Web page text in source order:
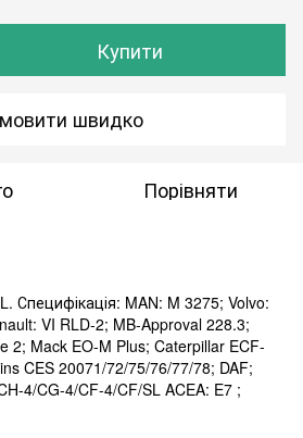
Купити
швидко
Порівняти
Специфікація: MAN: M 3275; Volvo:
VI RLD-2; MB-Approval 228.3;
2; Mack EO-M Plus; Caterpillar ECF-
CES 20071/72/75/76/77/78; DAF;
4/CG-4/CF-4/CF/SL ACEA: E7 ;